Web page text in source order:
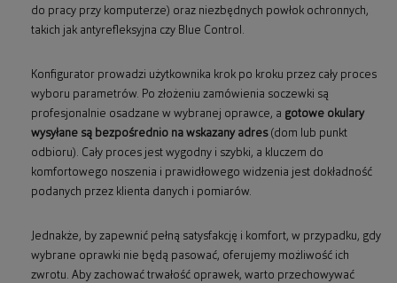
do pracy przy komputerze) oraz niezbędnych powłok ochronnych,
takich jak antyrefleksyjna czy Blue Control.
Konfigurator prowadzi użytkownika krok po kroku przez cały proces
wyboru parametrów. Po złożeniu zamówienia soczewki są
profesjonalnie osadzane w wybranej oprawce, a gotowe okulary
wysyłane są bezpośrednio na wskazany adres(dom lub punkt
odbioru). Cały proces jest wygodny i szybki, a kluczem do
komfortowego noszenia i prawidłowego widzenia jest dokładność
podanych przez klienta danych i pomiarów.
Jednakże, by zapewnić pełną satysfakcję i komfort, w przypadku, gdy
wybrane oprawki nie będą pasować, oferujemy możliwość ich
zwrotu. Aby zachować trwałość oprawek, warto przechowywać